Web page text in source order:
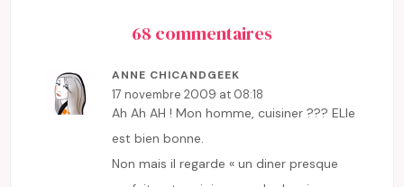
68 commentaires
ANNE CHICANDGEEK
17 novembre 2009 at 08:18
Ah Ah AH ! Mon homme, cuisiner ??? ELle
est bien bonne.
Non mais il regarde « un diner presque